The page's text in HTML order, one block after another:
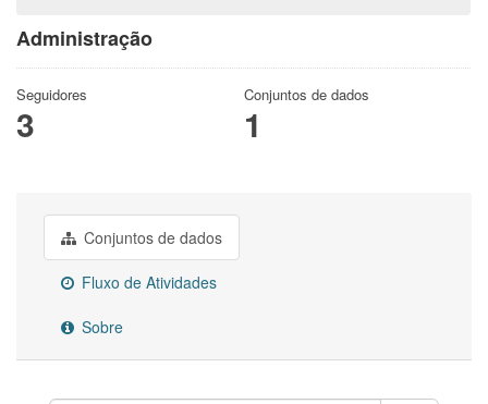
Administração
Seguidores
3
Conjuntos de dados
1
Conjuntos de dados
Fluxo de Atividades
Sobre